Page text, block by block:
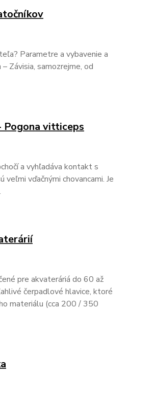
Parametre a vybavenie a
Závisia, samozrejme, od
Pogona vitticeps
a vyhľadáva kontakt s
vďačnými chovancami. Je
pre akvateráriá do 60 až
čerpadlové hlavice, ktoré
materiálu (cca 200 / 350